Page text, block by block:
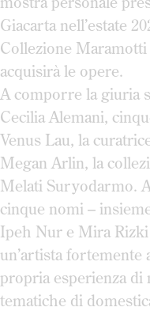
Giacarta nell’estate
Collezione
acquisirà le opere.
A comporre la giuria
Cecilia Alemani,
Venus Lau, la
Megan Arlin, la
Melati Suryodarmo.
cinque nomi –
Ipeh Nur e Mira Rizki
un’artista fortemente
propria esperienza
tematiche di